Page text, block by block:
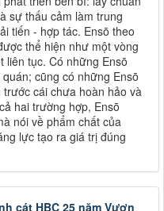
sự thấu cảm làm trung
tiến - hợp tác. Ensō theo
thể hiện như một vòng
liên tục. Có những Ensō
cũng có những Ensō
cái chưa hoàn hảo và
hai trường hợp, Ensō
nói về phẩm chất của
lực tạo ra giá trị đúng
cát HBC 25 năm Vươn